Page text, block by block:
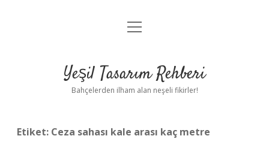
Anasayfa
Yasal Uyarı
menüyü
Yeşil Tasarım Rehberi
Bahçelerden ilham alan neşeli fikirler!
Etiket: Ceza sahası kale arası kaç metre